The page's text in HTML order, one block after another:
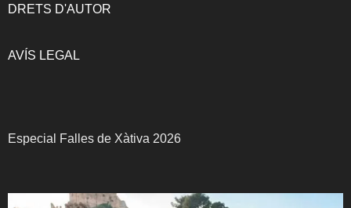
DRETS D'AUTOR
AVÍS LEGAL
Especial Falles de Xàtiva 2026